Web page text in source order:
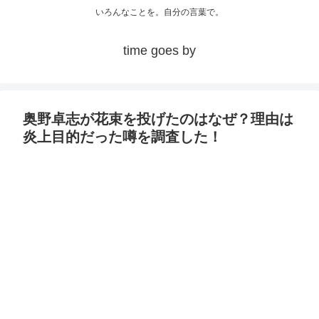
いろんなことを。自分の言葉で。
time goes by
奥野卓志が花束を投げたのはなぜ？理由は
炎上目的だった噂を調査した！